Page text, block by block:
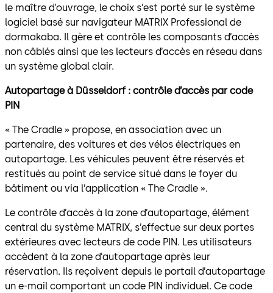
le maître d’ouvrage, le choix s’est porté sur le système
logiciel basé sur navigateur MATRIX Professional de
dormakaba. Il gère et contrôle les composants d’accès
non câblés ainsi que les lecteurs d’accès en réseau dans
un système global clair.
Autopartage à Düsseldorf : contrôle d’accès par code
PIN
« The Cradle » propose, en association avec un
partenaire, des voitures et des vélos électriques en
autopartage. Les véhicules peuvent être réservés et
restitués au point de service situé dans le foyer du
bâtiment ou via l’application « The Cradle ».
Le contrôle d’accès à la zone d’autopartage, élément
central du système MATRIX, s’effectue sur deux portes
extérieures avec lecteurs de code PIN. Les utilisateurs
accèdent à la zone d’autopartage après leur
réservation. Ils reçoivent depuis le portail d’autopartage
un e-mail comportant un code PIN individuel. Ce code